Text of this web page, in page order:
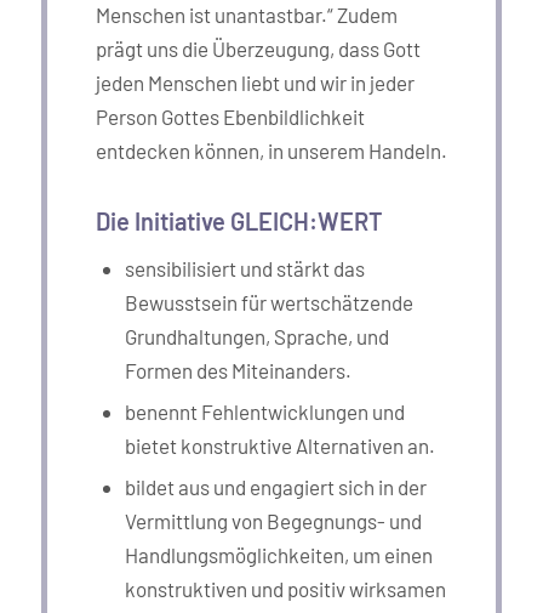
Menschen ist unantastbar.“ Zudem
prägt uns die Überzeugung, dass Gott
jeden Menschen liebt und wir in jeder
Person Gottes Ebenbildlichkeit
entdecken können, in unserem Handeln.
Die Initiative GLEICH:WERT
sensibilisiert und stärkt das
Bewusstsein für wertschätzende
Grundhaltungen, Sprache, und
Formen des Miteinanders.
benennt Fehlentwicklungen und
bietet konstruktive Alternativen an.
bildet aus und engagiert sich in der
Vermittlung von Begegnungs- und
Handlungsmöglichkeiten, um einen
konstruktiven und positiv wirksamen